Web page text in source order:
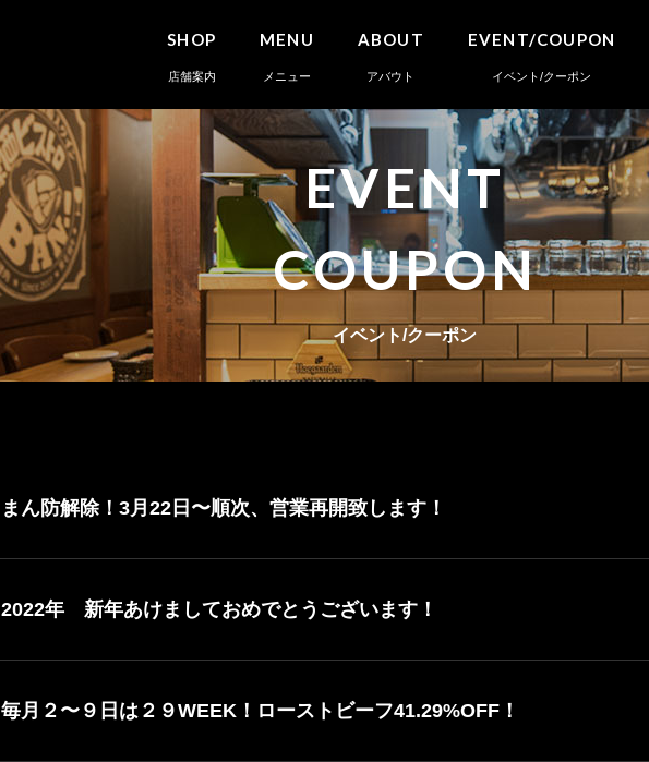
SHOP
店舗案内
MENU
メニュー
ABOUT
アバウト
EVENT/COUPON
イベント/クーポン
EVENT
COUPON
イベント/クーポン
まん防解除！3月22日〜順次、営業再開致します！
2022年 新年あけましておめでとうございます！
毎月２〜９日は２９WEEK！ローストビーフ41.29%OFF！